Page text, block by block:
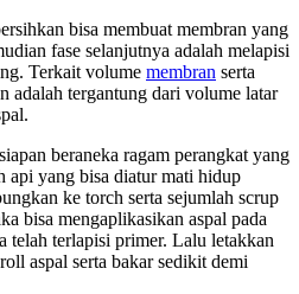
bisa membuat membran yang
fase selanjutnya adalah melapisi
Terkait volume membran serta
adalah tergantung dari volume latar
beraneka ragam perangkat yang
api yang bisa diatur mati hidup
ke torch serta sejumlah scrup
bisa mengaplikasikan aspal pada
telah terlapisi primer. Lalu letakkan
aspal serta bakar sedikit demi